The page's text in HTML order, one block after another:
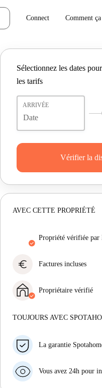
Connect Comment
Sélectionnez les dates
les tarifs
ARRIVÉE
Vérifier la
AVEC CETTE PROPRIÉTÉ
propriété vérifiée par
s'assurer que vous
En savoir plus sur la
euro Factures incluses
incluses, couvrant le
expérience de location
Propriétaire vérifié
Plus d'informations sur
TOUJOURS AVEC
La garantie
préavis, nous allons soit
Vous avez 24h pour